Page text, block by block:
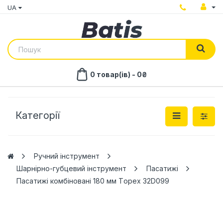
UA
0 товар(ів) - 0₴
Категорії
Ручний інструмент
Шарнірно-губцевий інструмент
Пасатижі
Пасатижі комбіновані 180 мм Тopex 32D099